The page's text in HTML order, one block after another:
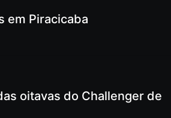
em Piracicaba
oitavas do Challenger de